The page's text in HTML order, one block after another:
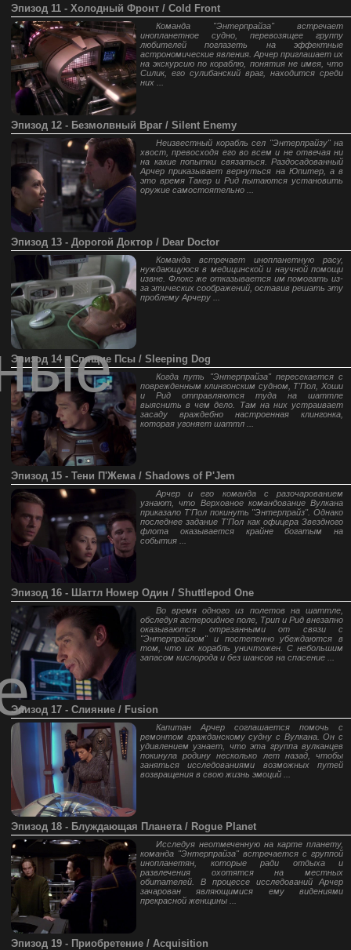
Эпизод 11 - Холодный Фронт / Cold Front
Команда "Энтерпрайза" встречает
инопланетное судно, перевозящее группу
любителей поглазеть на эффектные
астрономические явления. Арчер приглашает их
на экскурсию по кораблю, понятия не имея, что
Силик, его сулибанский враг, находится среди
них ...
Эпизод 12 - Безмолвный Враг / Silent Enemy
Неизвестный корабль сел "Энтерпрайзу" на
хвост, превосходя его во всем и не отвечая ни
на какие попытки связаться. Раздосадованный
Арчер приказывает вернуться на Юпитер, а в
это время Такер и Рид пытаются установить
оружие самостоятельно ...
Эпизод 13 - Дорогой Доктор / Dear Doctor
Команда встречает инопланетную расу,
нуждающуюся в медицинской и научной помощи
извне. Флокс же отказывается им помогать из-
за этических соображений, оставив решать эту
проблему Арчеру ...
Эпизод 14 - Спящие Псы / Sleeping Dog
Когда путь "Энтерпрайза" пересекается с
поврежденным клингонским судном, Т'Пол, Хоши
и Рид отправляются туда на шаттле
выяснить в чем дело. Там на них устраивает
засаду враждебно настроенная клингонка,
которая угоняет шаттл ...
Эпизод 15 - Тени П'Жема / Shadows of P'Jem
Арчер и его команда с разочарованием
узнают, что Верховное командование Вулкана
приказало Т'Пол покинуть "Энтерпрайз". Однако
последнее задание Т'Пол как офицера Звездного
флота оказывается крайне богатым на
события ...
Эпизод 16 - Шаттл Номер Один / Shuttlepod One
Во время одного из полетов на шаттле,
обследуя астероидное поле, Трип и Рид внезапно
оказываются отрезанными от связи с
"Энтерпрайзом" и постепенно убеждаются в
том, что их корабль уничтожен. С небольшим
запасом кислорода и без шансов на спасение ...
Эпизод 17 - Слияние / Fusion
Капитан Арчер соглашается помочь с
ремонтом гражданскому судну с Вулкана. Он с
удивлением узнает, что эта группа вулканцев
покинула родину несколько лет назад, чтобы
заняться исследованиями возможных путей
возвращения в свою жизнь эмоций ...
Эпизод 18 - Блуждающая Планета / Rogue Planet
Исследуя неотмеченную на карте планету,
команда "Энтерпрайза" встречается с группой
инопланетян, которые ради отдыха и
развлечения охотятся на местных
обитателей. В процессе исследований Арчер
зачарован являющимися ему видениями
прекрасной женщины ...
Эпизод 19 - Приобретение / Acquisition